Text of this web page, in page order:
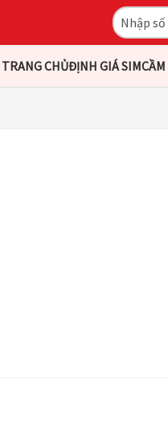
TRANG CHỦĐỊNH GIÁ SIM